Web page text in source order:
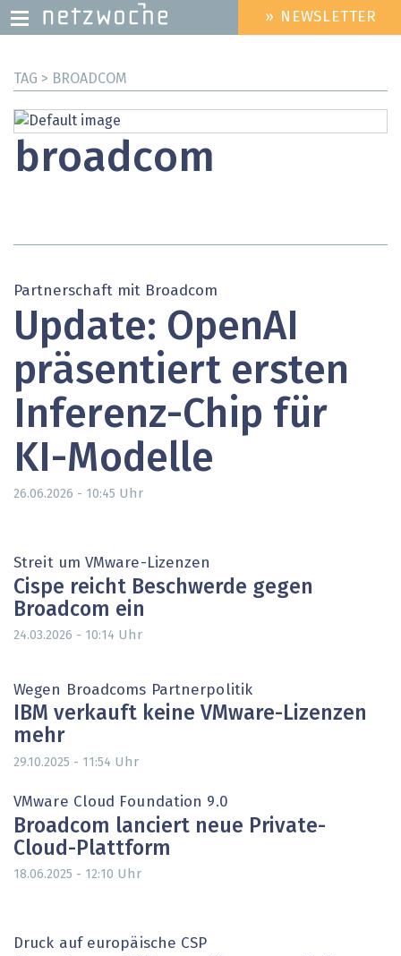
zum
HEADER
MENU
» NEWSLETTER
TAG > BROADCOM
broadcom
Partnerschaft mit Broadcom
Update: OpenAI
präsentiert ersten
Inferenz-Chip für
KI-Modelle
26.06.2026 - 10:45 Uhr
Streit um VMware-Lizenzen
Cispe reicht Beschwerde gegen
Broadcom ein
24.03.2026 - 10:14 Uhr
Wegen Broadcoms Partnerpolitik
IBM verkauft keine VMware-Lizenzen
mehr
29.10.2025 - 11:54 Uhr
VMware Cloud Foundation 9.0
Broadcom lanciert neue Private-
Cloud-Plattform
18.06.2025 - 12:10 Uhr
Druck auf europäische CSP